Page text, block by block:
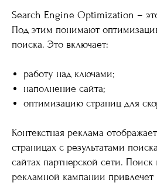
Search Engine Optimization –
Под этим понимают
поиска. Это включает:
работу над ключами;
наполнение сайта;
оптимизацию страниц для
Контекстная реклама
страницах с результатами
сайтах партнерской сети.
рекламной кампании